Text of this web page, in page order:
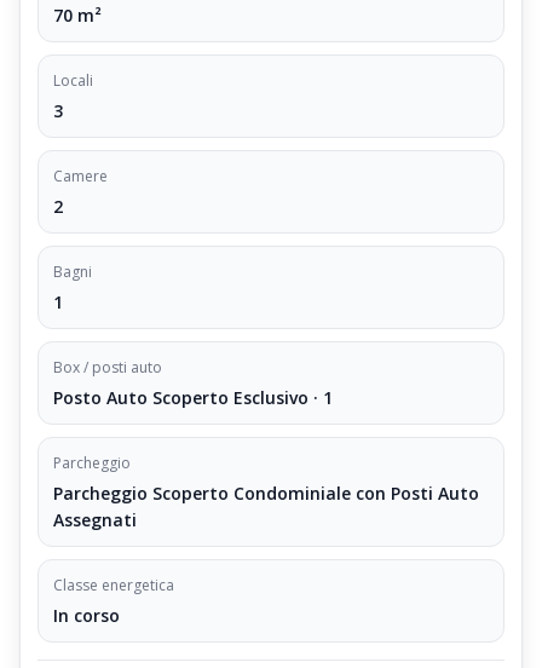
condizioni, con spazi ben organizzati e comfort essenziali in
una località apprezzata per il turismo montano, questa
soluzione rappresenta un'ottima opportunità. Per maggiori
l'agenzia Cioni che gestisce la vendita.
70 m²
Locali
3
Camere
2
Bagni
1
Box / posti auto
Posto Auto Scoperto Esclusivo · 1
Parcheggio
Parcheggio Scoperto Condominiale con Posti Auto
Assegnati
Classe energetica
In corso